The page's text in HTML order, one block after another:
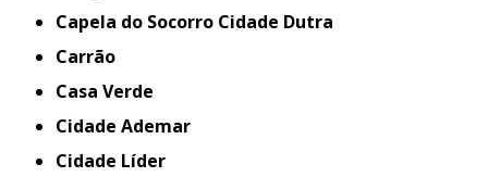
Capela do Socorro Cidade Dutra
Carrão
Casa Verde
Cidade Ademar
Cidade Líder